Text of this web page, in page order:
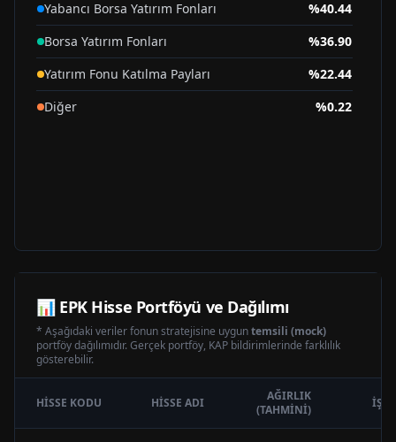
Yabancı Borsa Yatırım Fonları %40.44
Borsa Yatırım Fonları
%36.90
Yatırım Fonu Katılma Payları
%22.44
Diğer
%0.22
📊 EPKHisse Portföyü ve Dağılımı
* Aşağıdaki veriler fonun stratejisine uyguntemsili (mock)
portföy dağılımıdır. Gerçek portföy, KAP bildirimlerinde farklılık
gösterebilir.
HISSE KODU HISSE ADI
AĞIRLIK
(TAHMINI)